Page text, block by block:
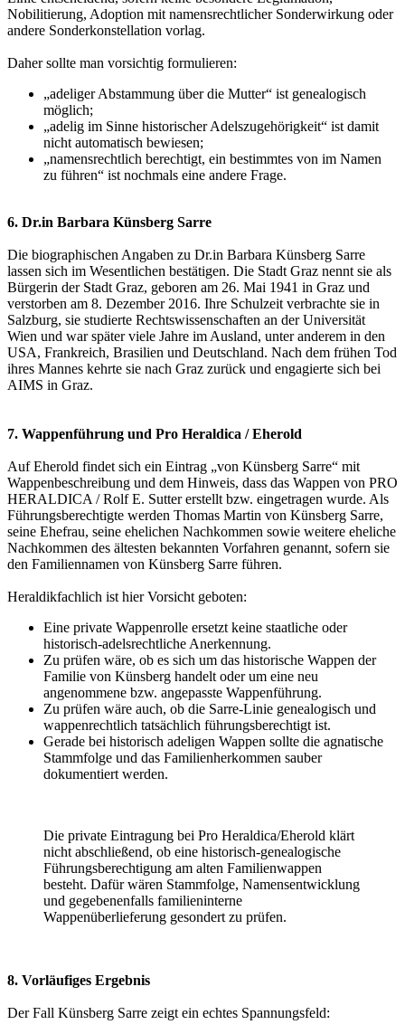
Nobilitierung, Adoption mit namensrechtlicher Sonderwirkung oder
andere Sonderkonstellation vorlag.
Daher sollte man vorsichtig formulieren:
„adeliger Abstammung über die Mutter“ ist genealogisch
möglich;
„adelig im Sinne historischer Adelszugehörigkeit“ ist damit
nicht automatisch bewiesen;
„namensrechtlich berechtigt, ein bestimmtes von im Namen
zu führen“ ist nochmals eine andere Frage.
6. Dr.in Barbara Künsberg Sarre
Die biographischen Angaben zu Dr.in Barbara Künsberg Sarre
lassen sich im Wesentlichen bestätigen. Die Stadt Graz nennt sie als
Bürgerin der Stadt Graz, geboren am 26. Mai 1941 in Graz und
verstorben am 8. Dezember 2016. Ihre Schulzeit verbrachte sie in
Salzburg, sie studierte Rechtswissenschaften an der Universität
Wien und war später viele Jahre im Ausland, unter anderem in den
USA, Frankreich, Brasilien und Deutschland. Nach dem frühen Tod
ihres Mannes kehrte sie nach Graz zurück und engagierte sich bei
AIMS in Graz.
7. Wappenführung und Pro Heraldica / Eherold
Auf Eherold findet sich ein Eintrag „von Künsberg Sarre“ mit
Wappenbeschreibung und dem Hinweis, dass das Wappen von PRO
HERALDICA / Rolf E. Sutter erstellt bzw. eingetragen wurde. Als
Führungsberechtigte werden Thomas Martin von Künsberg Sarre,
seine Ehefrau, seine ehelichen Nachkommen sowie weitere eheliche
Nachkommen des ältesten bekannten Vorfahren genannt, sofern sie
den Familiennamen von Künsberg Sarre führen.
Heraldikfachlich ist hier Vorsicht geboten:
Eine private Wappenrolle ersetzt keine staatliche oder
historisch-adelsrechtliche Anerkennung.
Zu prüfen wäre, ob es sich um das historische Wappen der
Familie von Künsberg handelt oder um eine neu
angenommene bzw. angepasste Wappenführung.
Zu prüfen wäre auch, ob die Sarre-Linie genealogisch und
wappenrechtlich tatsächlich führungsberechtigt ist.
Gerade bei historisch adeligen Wappen sollte die agnatische
Stammfolge und das Familienherkommen sauber
dokumentiert werden.
Die private Eintragung bei Pro Heraldica/Eherold klärt
nicht abschließend, ob eine historisch-genealogische
Führungsberechtigung am alten Familienwappen
besteht. Dafür wären Stammfolge, Namensentwicklung
und gegebenenfalls familieninterne
Wappenüberlieferung gesondert zu prüfen.
8. Vorläufiges Ergebnis
Der Fall Künsberg Sarre zeigt ein echtes Spannungsfeld: